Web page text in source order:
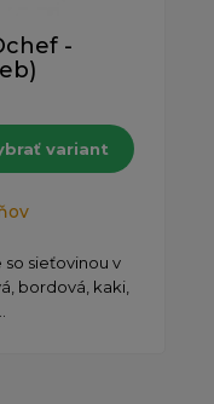
-
variant
sieťovinou v
bordová, kaki,